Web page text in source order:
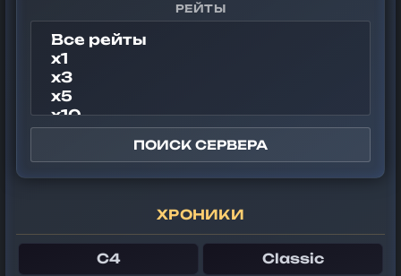
РЕЙТЫ
ПОИСК СЕРВЕРА
ХРОНИКИ
C4 Classic